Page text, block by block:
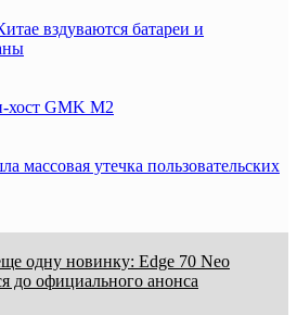
вздуваются батареи и
хост GMK M2
массовая утечка пользовательских
одну новинку: Edge 70 Neo
до официального анонса